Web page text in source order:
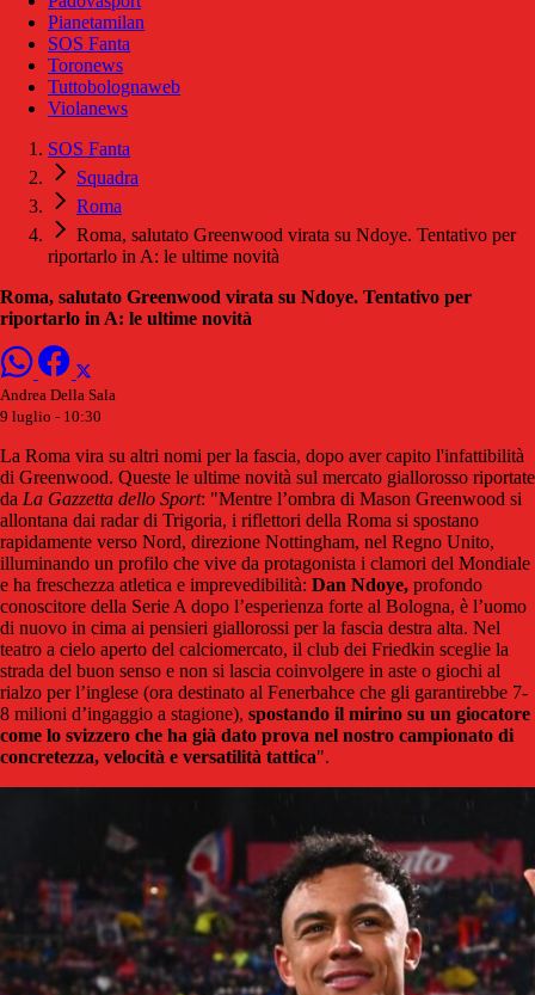
Pianetamilan
SOS Fanta
Toronews
Tuttobolognaweb
Violanews
SOS Fanta
Squadra
Roma
Roma, salutato Greenwood virata su Ndoye. Tentativo per
riportarlo in A: le ultime novità
Roma, salutato Greenwood virata su Ndoye. Tentativo per
riportarlo in A: le ultime novità
Andrea Della Sala
9 luglio - 10:30
La Roma vira su altri nomi per la fascia, dopo aver capito l'infattibilità
di Greenwood. Queste le ultime novità sul mercato giallorosso riportate
da La Gazzetta dello Sport: "Mentre l’ombra di Mason Greenwood si
allontana dai radar di Trigoria, i riflettori della Roma si spostano
rapidamente verso Nord, direzione Nottingham, nel Regno Unito,
illuminando un profilo che vive da protagonista i clamori del Mondiale
e ha freschezza atletica e imprevedibilità: Dan Ndoye, profondo
conoscitore della Serie A dopo l’esperienza forte al Bologna, è l’uomo
di nuovo in cima ai pensieri giallorossi per la fascia destra alta. Nel
teatro a cielo aperto del calciomercato, il club dei Friedkin sceglie la
strada del buon senso e non si lascia coinvolgere in aste o giochi al
rialzo per l’inglese (ora destinato al Fenerbahce che gli garantirebbe 7-
8 milioni d’ingaggio a stagione), spostando il mirino su un giocatore
come lo svizzero che ha già dato prova nel nostro campionato di
concretezza, velocità e versatilità tattica".